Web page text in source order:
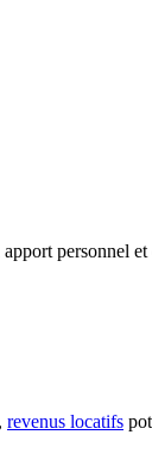
personnel
revenus locatifs